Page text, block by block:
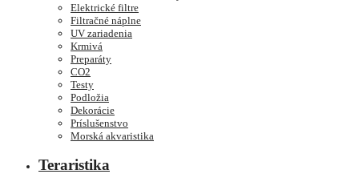
Elektrické filtre
Filtračné náplne
UV zariadenia
Krmivá
Preparáty
CO2
Testy
Podložia
Dekorácie
Príslušenstvo
Morská akvaristika
Teraristika